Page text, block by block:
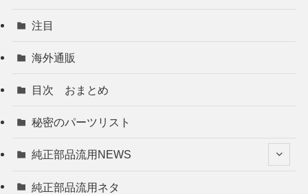
注目
海外通販
目次 おまとめ
秘密のパーツリスト
純正部品流用NEWS
純正部品流用ネタ